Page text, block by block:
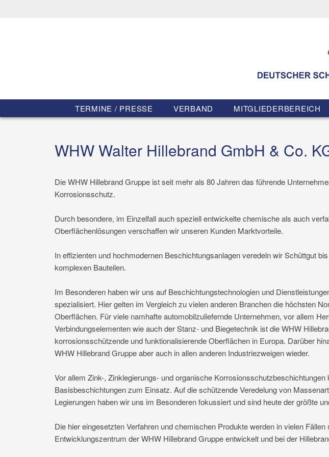
TERMINE / PRESSE VERBAND MITGLIEDERBEREICH
WHW Walter Hillebrand GmbH & Co.
Die WHW Hillebrand Gruppe ist seit mehr als 80 Jahren das führende
Korrosionsschutz.
Durch besondere, im Einzelfall auch speziell entwickelte chemische als auch
Oberflächenlösungen verschaffen wir unseren Kunden Marktvorteile.
In effizienten und hochmodernen Beschichtungsanlagen veredeln wir Schüttgut
komplexen Bauteilen.
Im Besonderen haben wir uns auf Beschichtungstechnologien und
spezialisiert. Hier gelten im Vergleich zu vielen anderen Branchen die höchsten
Oberflächen. Für viele namhafte automobilzuliefernde Unternehmen, vor allem
Verbindungselementen wie auch der Stanz- und Biegetechnik ist die WHW
korrosionsschützende und funktionalisierende Oberflächen in Europa. Darüber
WHW Hillebrand Gruppe aber auch in allen anderen Industriezweigen wieder.
Vor allem Zink-, Zinklegierungs- und organische Korrosionsschutzbeschichtungen
Basisbeschichtungen zum Einsatz. Auf die schützende Veredelung von
Legierungen haben wir uns im Besonderen fokussiert und sind heute der größte
Die hier eingesetzten Verfahren und chemischen Produkte werden in vielen
Entwicklungszentrum der WHW Hillebrand Gruppe entwickelt und bei der